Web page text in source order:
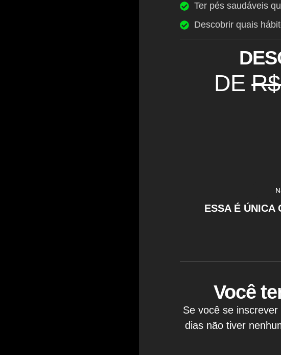
Ter pés saudáveis
Descobrir quais
DE
ESSA É ÚNICA
Você
Se você se
dias não tiver